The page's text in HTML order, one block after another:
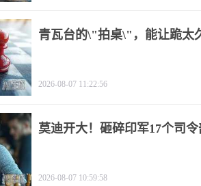
青瓦台的\"拍桌\"，能让跪太
2026-08-07 11:22:56
莫迪开大！砸碎印军17个司
2026-08-07 10:59:58